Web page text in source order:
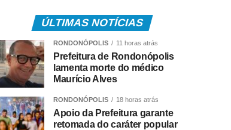
ÚLTIMAS NOTÍCIAS
RONDONÓPOLIS 11 horas atrás
Prefeitura de Rondonópolis
lamenta morte do médico
Maurício Alves
RONDONÓPOLIS 18 horas atrás
Apoio da Prefeitura garante
retomada do caráter popular